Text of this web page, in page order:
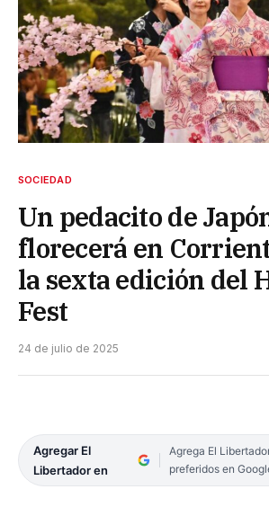
SOCIEDAD
Un pedacito de
florecerá en
la sexta edición del
Fest
24 de julio de 2025
Agregar El
Libertador en
Agrega El
preferidos en